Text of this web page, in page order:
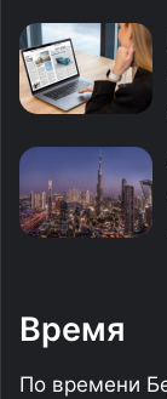
Время
По времени